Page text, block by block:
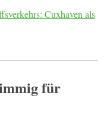
Cuxhaven als
für